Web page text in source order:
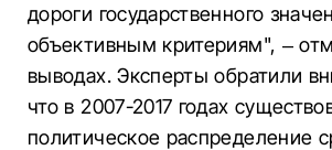
дороги государственного
объективным критериям", –
выводах. Эксперты обратили
что в 2007-2017 годах
политическое распределение